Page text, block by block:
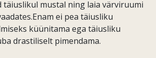
täiuslikul mustal ning laia värviruumi
ei pea täiusliku
küünitama ega täiusliku
drastiliselt pimendama.